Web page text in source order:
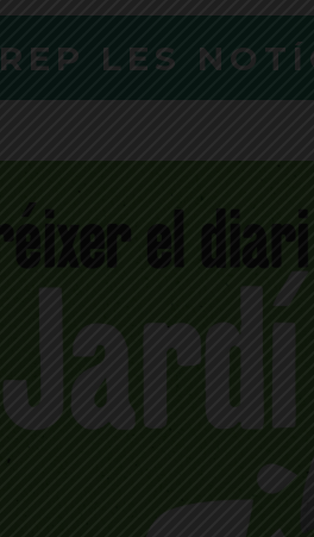
REP LES